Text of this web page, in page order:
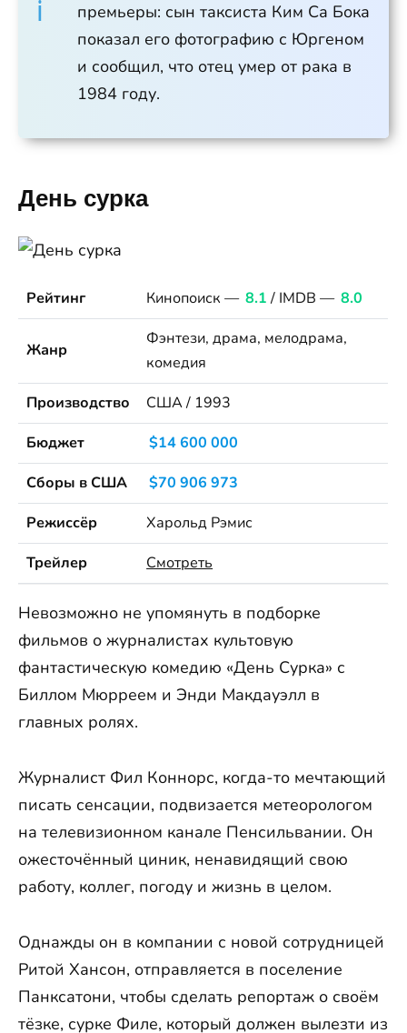
премьеры: сын таксиста Ким Са Бока
показал его фотографию с Юргеном
и сообщил, что отец умер от рака в
1984 году.
День сурка
Рейтинг Кинопоиск — 8.1 / IMDB — 8.0
Жанр
Фэнтези, драма, мелодрама,
комедия
Производство
США / 1993
Бюджет
$14 600 000
Сборы в США
$70 906 973
Режиссёр
Харольд Рэмис
Трейлер
Смотреть
Невозможно не упомянуть в подборке
фильмов о журналистах культовую
фантастическую комедию «День Сурка» с
Биллом Мюрреем и Энди Макдауэлл в
главных ролях.
Журналист Фил Коннорс, когда-то мечтающий
писать сенсации, подвизается метеорологом
на телевизионном канале Пенсильвании. Он
ожесточённый циник, ненавидящий свою
работу, коллег, погоду и жизнь в целом.
Однажды он в компании с новой сотрудницей
Ритой Хансон, отправляется в поселение
Панксатони, чтобы сделать репортаж о своём
тёзке, сурке Филе, который должен вылезти из